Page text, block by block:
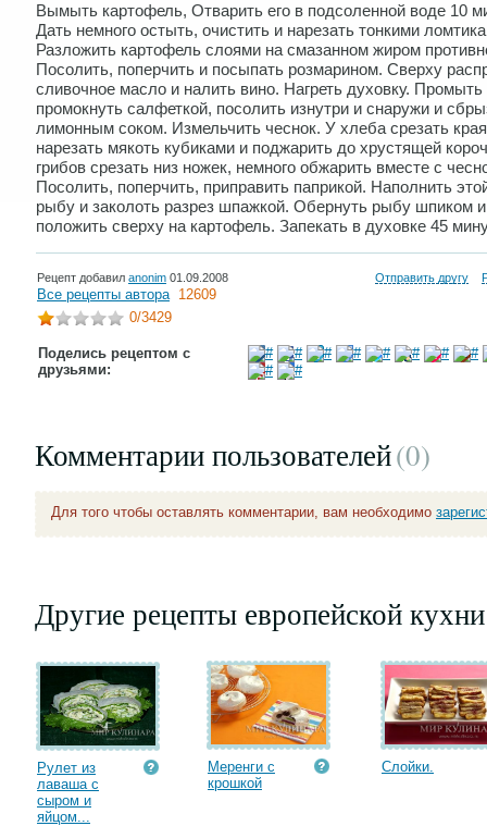
Вымыть картофель, Отварить его в подсоленной воде 10
Дать немного остыть, очистить и нарезать тонкими
Разложить картофель слоями на смазанном жиром
Посолить, поперчить и посыпать розмарином. Сверху
сливочное масло и налить вино. Нагреть духовку. Промыть
промокнуть салфеткой, посолить изнутри и снаружи и
лимонным соком. Измельчить чеснок. У хлеба срезать
нарезать мякоть кубиками и поджарить до хрустящей
грибов срезать низ ножек, немного обжарить вместе с
Посолить, поперчить, приправить паприкой. Наполнить
рыбу и заколоть разрез шпажкой. Обернуть рыбу шпиком и
положить сверху на картофель. Запекать в духовке 45
Рецепт добавил anonim 01.09.2008 Отправить другу
Все рецепты автора 12609
0/3429
Поделись рецептом с
друзьями:
Комментарии пользователей(0)
Для того чтобы оставлять комментарии, вам необходимо
Другие рецепты европейской кухни
Рулет из
лаваша с
сыром и
яйцом...
Меренги с
крошкой
Слойки.